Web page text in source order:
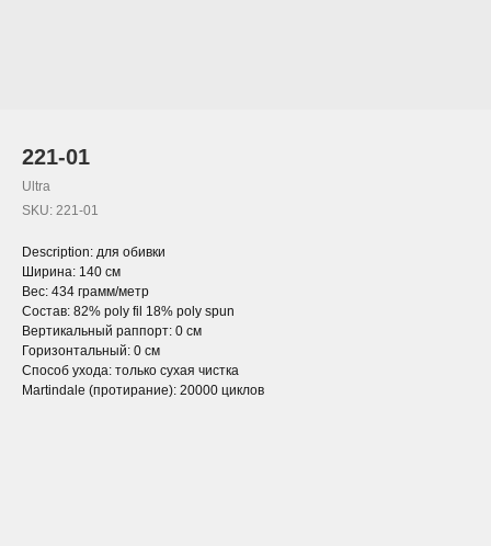
221-01
Ultra
SKU: 221-01
Description: для обивки
Ширина: 140 см
Вес: 434 грамм/метр
Состав: 82% poly fil 18% poly spun
Вертикальный раппорт: 0 см
Горизонтальный: 0 см
Способ ухода: только сухая чистка
Martindale (протирание): 20000 циклов